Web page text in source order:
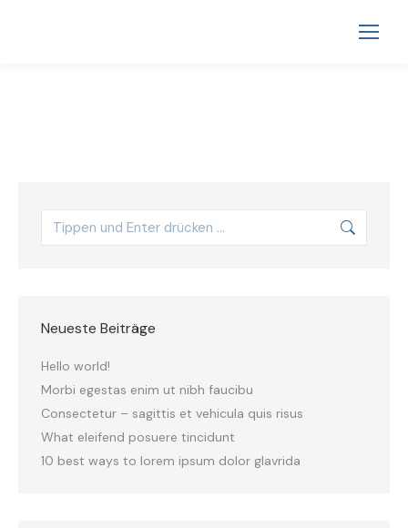
Neueste Beiträge
Hello world!
Morbi egestas enim ut nibh faucibu
Consectetur – sagittis et vehicula quis risus
What eleifend posuere tincidunt
10 best ways to lorem ipsum dolor glavrida